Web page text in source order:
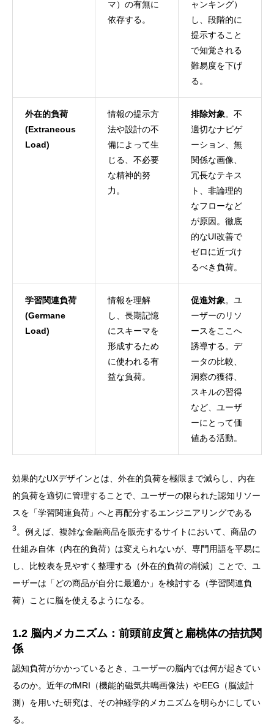
マ）の有無に
依存する。
ャンキング）
し、段階的に
提示すること
で知覚される
難易度を下げ
る。
外在的負荷
(Extraneous
Load)
情報の提示方
法や設計の不
備によって生
じる、不必要
な精神的努
力。
排除対象。不
適切なナビゲ
ーション、無
関係な画像、
冗長なテキス
ト、非論理的
なフローなど
が原因。徹底
的なUI改善で
ゼロに近づけ
るべき負荷。
学習関連負荷
(Germane
Load)
情報を理解
し、長期記憶
にスキーマを
形成するため
に使われる有
益な負荷。
促進対象。ユ
ーザーのリソ
ースをここへ
誘導する。デ
ータの比較、
洞察の獲得、
スキルの習得
など、ユーザ
ーにとって価
値ある活動。
効果的なUXデザインとは、外在的負荷を極限まで減らし、内在
的負荷を適切に管理することで、ユーザーの限られた認知リソー
スを「学習関連負荷」へと再配分するエンジニアリングである
3。例えば、複雑な金融商品を販売するサイトにおいて、商品の
仕組み自体（内在的負荷）は変えられないが、専門用語を平易に
し、比較表を見やすく整理する（外在的負荷の削減）ことで、ユ
ーザーは「どの商品が自分に最適か」を検討する（学習関連負
荷）ことに脳を使えるようになる。
1.2 脳内メカニズム：前頭前皮質と扁桃体の拮抗関
係
認知負荷がかかっているとき、ユーザーの脳内では何が起きてい
るのか。近年のfMRI（機能的磁気共鳴画像法）やEEG（脳波計
測）を用いた研究は、その神経学的メカニズムを明らかにしてい
る。